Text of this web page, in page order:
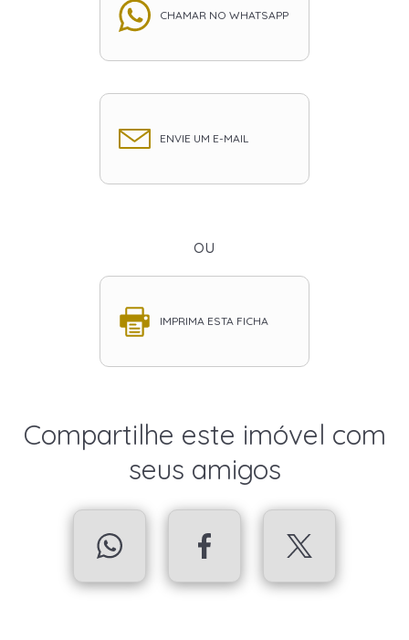
CHAMAR NO WHATSAPP
ENVIE UM E-MAIL
ou
IMPRIMA ESTA FICHA
Compartilhe este imóvel com
seus amigos